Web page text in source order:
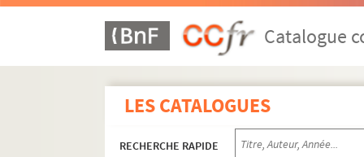
Catalogue
LES CATALOGUES
RECHERCHE RAPIDE